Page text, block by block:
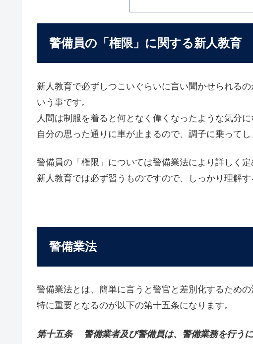
警備員の「権限」に関する新人教育
新人教育で必ずしつこいぐらいに言い聞かせられる
いう事です。
人間は制服を着ると何となく偉くなったような気分に
自分の思った通りに車が止まるので、調子に乗って
警備員の「権限」については警備業法により詳しく定
新人教育では必ず習うものですので、しっかり理解す
警備業法
警備業法とは、簡単に言うと警官と差別化するための
特に重要となるのが以下の第十五条になります。
第十五条 警備業者及び警備員は、警備業務を行う